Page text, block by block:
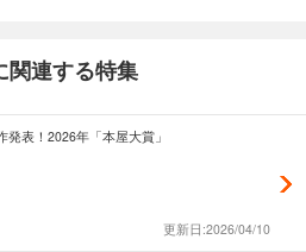
連する特集
発表！2026年「本屋大賞」
更新日:2026/04/10